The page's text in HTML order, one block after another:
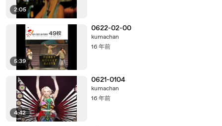
2:05
5:39
0622-02-00
kumachan
16 年前
4:42
0621-0104
kumachan
16 年前